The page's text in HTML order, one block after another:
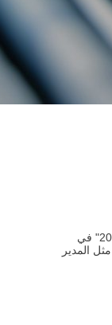
في 22 فبراير، وانغ شون، مدير قسم الخدمات الميدانية من الطاقة الهيدروجينية المتحالفة،نظمت "مؤتمر استئناف وموجز قبول مشروع طاقة الهيدروجين 2023" في
المدير